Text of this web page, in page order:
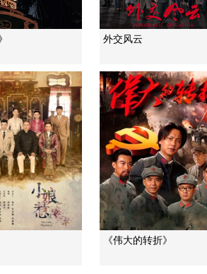
外交风云
《伟大的转折》